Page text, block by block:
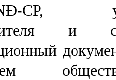
NĐ-CP,
и